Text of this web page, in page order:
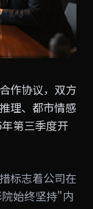
作协议，双方
理、都市情感
第三季度开
标志着公司在
始终坚持"内